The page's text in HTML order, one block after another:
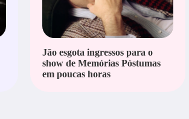
Jão esgota ingressos para o
show de Memórias Póstumas
em poucas horas